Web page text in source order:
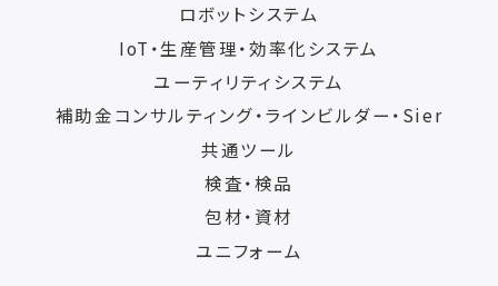
ロボットシステム
IoT・生産管理・効率化システム
ユーティリティシステム
補助金コンサルティング・ラインビルダー・Sier
共通ツール
検査・検品
包材・資材
ユニフォーム